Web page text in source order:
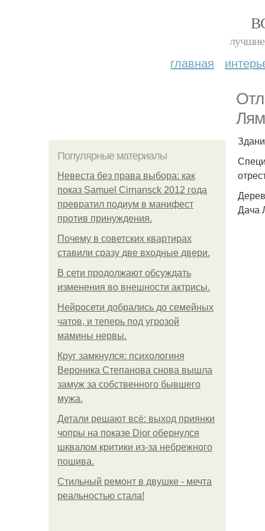
лучшие
главная
Популярные материалы
Невеста без права выбора: как
показ Samuel Cirnansck 2012 года
превратил подиум в манифест
против принуждения.
Почему в советских квартирах
ставили сразу две входные двери.
В сети продолжают обсуждать
изменения во внешности актрисы.
Нейросети добрались до семейных
чатов, и теперь под угрозой
мамины нервы.
Круг замкнулся: психологиня
Вероника Степанова снова вышла
замуж за собственного бывшего
мужа.
Детали решают всё: выход приянки
чопры на показе Dior обернулся
шквалом критики из-за небрежного
пошива.
Стильный ремонт в двушке - мечта
реальностью стала!
Дача